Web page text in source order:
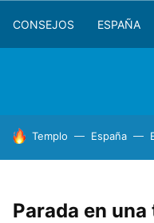
CONSEJOS ESPAÑA
HOY SE HABLA DE
Templo España
Parada en